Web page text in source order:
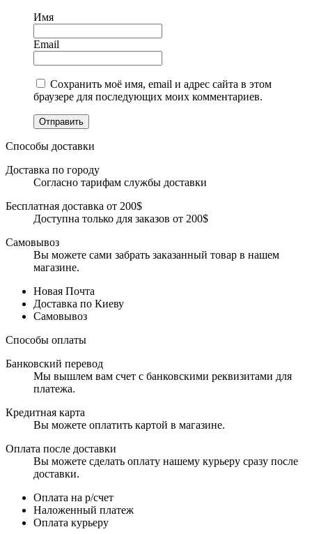
Имя
Email
Сохранить моё имя, email и адрес сайта в этом
браузере для последующих моих комментариев.
Отправить
Способы доставки
Доставка по городу
Согласно тарифам службы доставки
Бесплатная доставка от 200$
Доступна только для заказов от 200$
Самовывоз
Вы можете сами забрать заказанный товар в нашем
магазине.
Новая Почта
Доставка по Киеву
Самовывоз
Способы оплаты
Банковский перевод
Мы вышлем вам счет с банковскими реквизитами для
платежа.
Кредитная карта
Вы можете оплатить картой в магазине.
Оплата после доставки
Вы можете сделать оплату нашему курьеру сразу после
доставки.
Оплата на р/счет
Наложенный платеж
Оплата курьеру